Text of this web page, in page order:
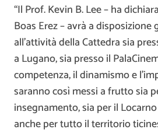
“Il Prof. Kevin B. Lee – ha
Boas Erez – avrà a disposizione
all’attività della Cattedra sia
a Lugano, sia presso il
competenza, il dinamismo e
saranno così messi a frutto sia
insegnamento, sia per il
anche per tutto il territorio